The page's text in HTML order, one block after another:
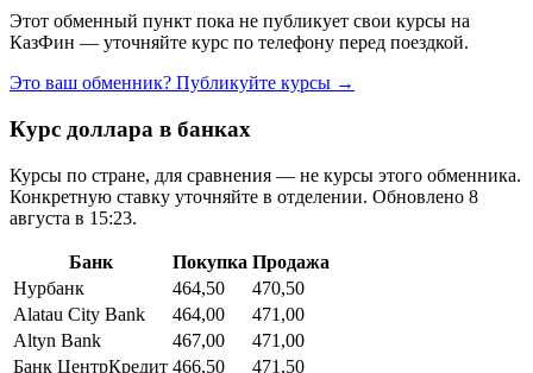
Этот обменный пункт пока не публикует свои курсы на
КазФин — уточняйте курс по телефону перед поездкой.
Это ваш обменник? Публикуйте курсы →
Курс доллара в банках
Курсы по стране, для сравнения — не курсы этого обменника.
Конкретную ставку уточняйте в отделении. Обновлено 8
августа в 15:23.
Банк Покупка Продажа
Нурбанк
464,50
470,50
Alatau City Bank
464,00
471,00
Altyn Bank
467,00
471,00
Банк ЦентрКредит 466,50
471,50